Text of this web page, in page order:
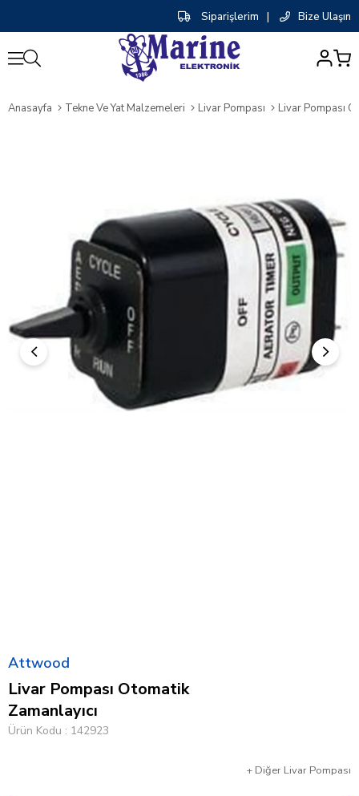
Siparişlerim | Bize Ulaşın
Anasayfa Tekne Ve Yat Malzemeleri Livar Pompası Livar Pompası
Attwood
Livar Pompası Otomatik
Zamanlayıcı
Ürün Kodu 142923
+ Diğer Livar Pompası